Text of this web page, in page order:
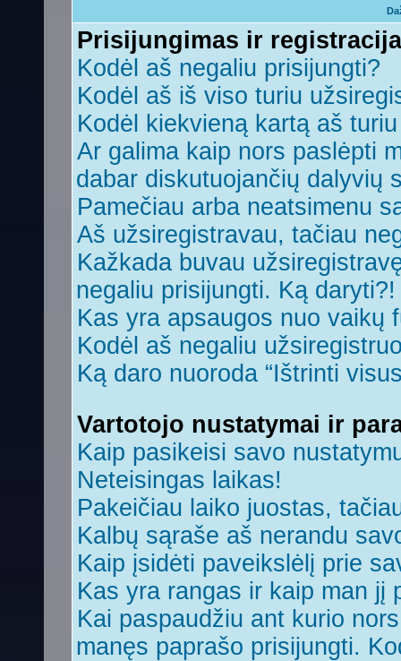
Prisijungimas ir registracija
Kodėl aš negaliu prisijungti?
Kodėl aš iš viso turiu
Kodėl kiekvieną kartą aš
Ar galima kaip nors paslėpti
dabar diskutuojančių dalyvių
Pamečiau arba neatsimenu
Aš užsiregistravau, tačiau
Kažkada buvau
negaliu prisijungti. Ką daryti?!
Kas yra apsaugos nuo vaikų
Kodėl aš negaliu
Ką daro nuoroda “Ištrinti
Vartotojo nustatymai ir
Kaip pasikeisi savo
Neteisingas laikas!
Pakeičiau laiko juostas,
Kalbų sąraše aš nerandu
Kaip įsidėti paveikslėlį prie
Kas yra rangas ir kaip man jį
Kai paspaudžiu ant kurio
manęs paprašo prisijungti.